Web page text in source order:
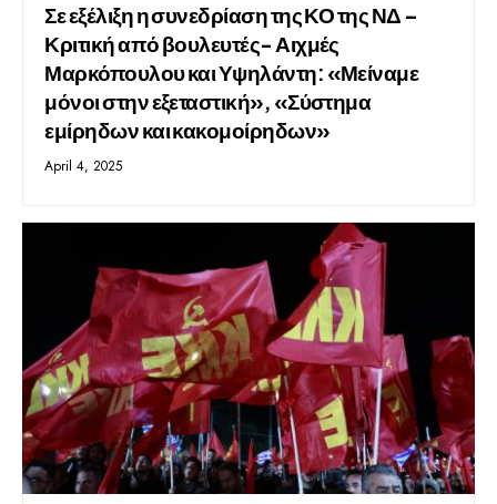
Σε εξέλιξη η συνεδρίαση της ΚΟ της ΝΔ –
Κριτική από βουλευτές- Αιχμές
Μαρκόπουλου και Υψηλάντη: «Μείναμε
μόνοι στην εξεταστική», «Σύστημα
εμίρηδων και κακομοίρηδων»
April 4, 2025